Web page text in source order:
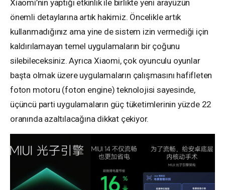
Xiaomi’nin yaptığı etkinlik ile birlikte yeni arayüzün
önemli detaylarına artık hakimiz. Öncelikle artık
kullanmadığınız ama yine de sistem izin vermediği için
kaldırılamayan temel uygulamaların bir çoğunu
silebileceksiniz. Ayrıca Xiaomi, çok oyunculu oyunlar
başta olmak üzere uygulamaların çalışmasını hafifleten
foton motoru (foton engine) teknolojisi sayesinde,
üçüncü parti uygulamaların güç tüketimlerinin yüzde 22
oranında azaltılacağına dikkat çekiyor.